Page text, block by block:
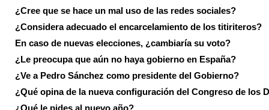
¿Cree que se hace un mal uso de las redes sociales?
¿Considera adecuado el encarcelamiento de los titiriteros?
En caso de nuevas elecciones, ¿cambiaría su voto?
¿Le preocupa que aún no haya gobierno en España?
¿Ve a Pedro Sánchez como presidente del Gobierno?
¿Qué opina de la nueva configuración del Congreso de los
¿Qué le pides al nuevo año?